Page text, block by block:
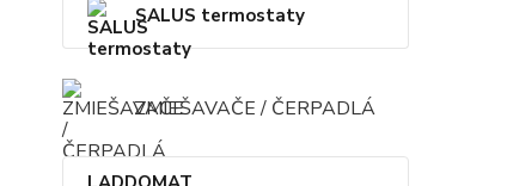
SALUS termostaty
ZMIEŠAVAČE / ČERPADLÁ